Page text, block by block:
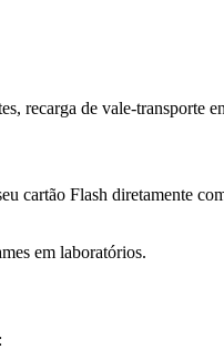
recarga de vale-transporte
cartão Flash diretamente
em laboratórios.